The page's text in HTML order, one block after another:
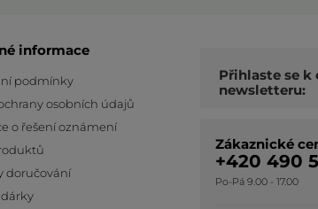
informace
podmínky
osobních údajů
o řešení oznámení
doručování
Přihlaste se k odběru
newsletteru:
Zákaznické
+420 490
Po-Pá 9.00 - 17.00